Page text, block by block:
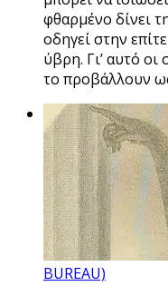
φθαρμένο δίνει
οδηγεί στην
ύβρη. Γι’ αυτό οι
το προβάλλουν
BUREAU)